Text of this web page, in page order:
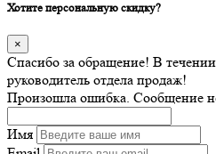
Хотите персональную скидку?
×
Спасибо за обращение! В
руководитель отдела продаж!
Произошла ошибка. Сообщение
Имя